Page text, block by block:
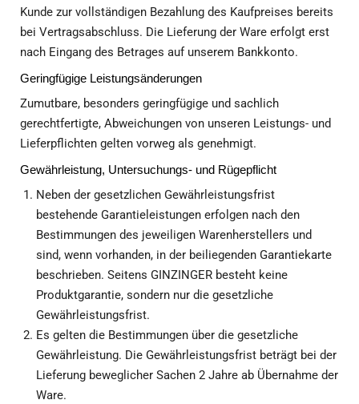
Kunde zur vollständigen Bezahlung des Kaufpreises bereits
bei Vertragsabschluss. Die Lieferung der Ware erfolgt erst
nach Eingang des Betrages auf unserem Bankkonto.
Geringfügige Leistungsänderungen
Zumutbare, besonders geringfügige und sachlich
gerechtfertigte, Abweichungen von unseren Leistungs- und
Lieferpflichten gelten vorweg als genehmigt.
Gewährleistung, Untersuchungs- und Rügepflicht
Neben der gesetzlichen Gewährleistungsfrist
bestehende Garantieleistungen erfolgen nach den
Bestimmungen des jeweiligen Warenherstellers und
sind, wenn vorhanden, in der beiliegenden Garantiekarte
beschrieben. Seitens GINZINGER besteht keine
Produktgarantie, sondern nur die gesetzliche
Gewährleistungsfrist.
Es gelten die Bestimmungen über die gesetzliche
Gewährleistung. Die Gewährleistungsfrist beträgt bei der
Lieferung beweglicher Sachen 2 Jahre ab Übernahme der
Ware.